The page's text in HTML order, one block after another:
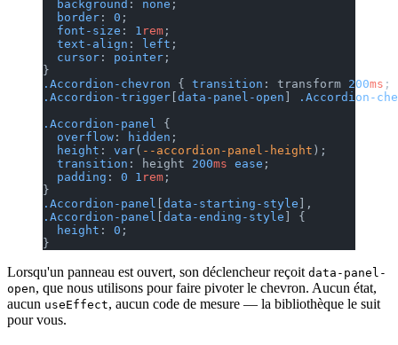
  background
: none ;
  border
: 0 ;
  font-size
: 1 rem ;
  text-align
: left ;
  cursor
: pointer ;
}
.Accordion-chevron { transition : transform 200ms ;
.Accordion-trigger data-panel-open
.Accordion-
.Accordion-panel {
  overflow
: hidden ;
  height
: var( --accordion-panel-height );
  transition
: height 200ms ease ;
  padding
: 0 1 rem ;
}
.Accordion-panel data-starting-style ],
.Accordion-panel data-ending-style ] {
  height
: 0 ;
}
Lorsqu'un panneau est ouvert, son déclencheur reçoit data-panel-
open, que nous utilisons pour faire pivoter le chevron. Aucun état,
aucun useEffect, aucun code de mesure — la bibliothèque le suit
pour vous.